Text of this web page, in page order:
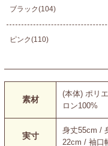
ブラック(104)
ピンク(110)
素材
(本体) ポリ
ロン100%
実寸
身丈55cm /
22cm / 袖口